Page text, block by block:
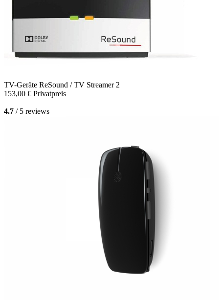
TV-Geräte ReSound / TV Streamer 2
153,00 € Privatpreis
4.7 / 5 reviews